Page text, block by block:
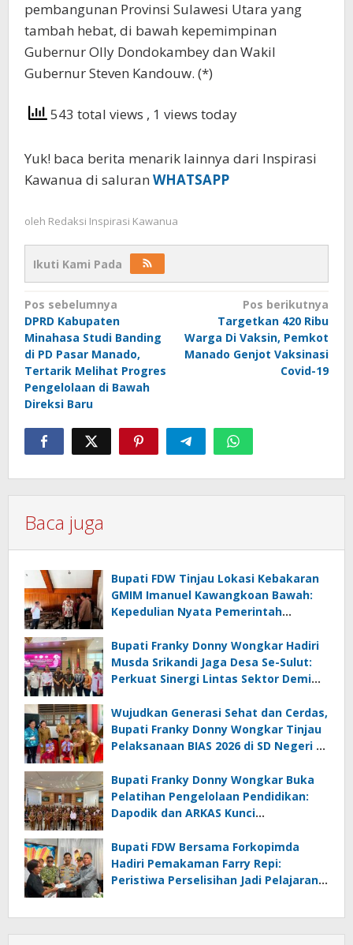
pembangunan Provinsi Sulawesi Utara yang
tambah hebat, di bawah kepemimpinan
Gubernur Olly Dondokambey dan Wakil
Gubernur Steven Kandouw. (*)
543 total views , 1 views today
Yuk! baca berita menarik lainnya dari Inspirasi
Kawanua di saluran WHATSAPP
oleh Redaksi Inspirasi Kawanua
Ikuti Kami Pada
Navigasi
pos
Pos sebelumnya
DPRD Kabupaten
Minahasa Studi Banding
di PD Pasar Manado,
Tertarik Melihat Progres
Pengelolaan di Bawah
Direksi Baru
Pos berikutnya
Targetkan 420 Ribu
Warga Di Vaksin, Pemkot
Manado Genjot Vaksinasi
Covid-19
Baca juga
Bupati FDW Tinjau Lokasi Kebakaran
GMIM Imanuel Kawangkoan Bawah:
Kepedulian Nyata Pemerintah
Terdampak
Bupati Franky Donny Wongkar Hadiri
Musda Srikandi Jaga Desa Se-Sulut:
Perkuat Sinergi Lintas Sektor Demi
Wujudkan Generasi Sehat dan Cerdas,
Bupati Franky Donny Wongkar Tinjau
Pelaksanaan BIAS 2026 di SD Negeri 2
Bupati Franky Donny Wongkar Buka
Pelatihan Pengelolaan Pendidikan:
Dapodik dan ARKAS Kunci
Minahasa Selatan
Bupati FDW Bersama Forkopimda
Hadiri Pemakaman Farry Repi:
Peristiwa Perselisihan Jadi Pelajaran,